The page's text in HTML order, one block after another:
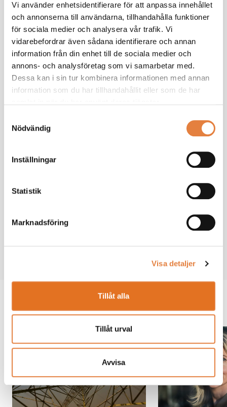
Vi använder enhetsidentifierare för att anpassa innehållet
och annonserna till användarna, tillhandahålla funktioner
för sociala medier och analysera vår trafik. Vi
vidarebefordrar även sådana identifierare och annan
information från din enhet till de sociala medier och
annons- och analysföretag som vi samarbetar med.
Dessa kan i sin tur kombinera informationen med annan
information som du har tillhandahållit eller som de har
Nödvändig
Inställningar
Statistik
Marknadsföring
Visa detaljer
Tillåt alla
Tillåt urval
Avvisa
fackmässighetsnivån där friska, fasta barkringkvistar i
begränsad omfattning (max 2 st/löpmeter) nu accepteras, och
där spricktoleransen i ändarna på täckmålad panel
förtydligas.
Omfattande Solcellsrevidering: Hela avsnittet är utökat med
krav på verifiering av infästningar mot vind- och
snölastberäkningar, detaljerade krav på kabelinstallation,
obligatorisk larmsändning från isolationsövervakning (IMD),
ansvarsövergång till anläggningsinnehavaren efter godkänd
elbilsladdning och smarta-hem-teknik
Här kan du ladda ner Besiktningsmannaboken
Dela
Du kanske också vill läsa